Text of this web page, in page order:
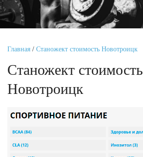
Главная / Станожект стоимость Новотроицк
Станожект стоимость
Новотроицк